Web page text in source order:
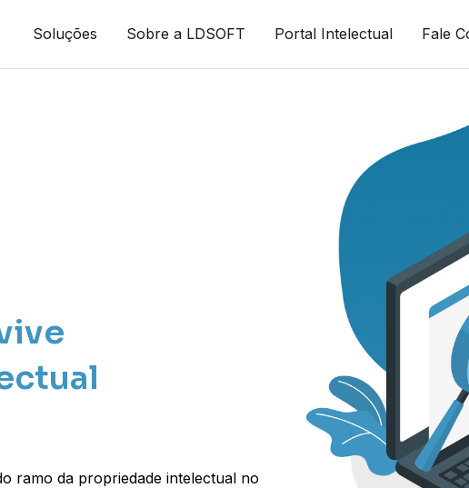
Soluções Sobre a LDSOFT Portal Intelectual Fale
ramo da propriedade intelectual no